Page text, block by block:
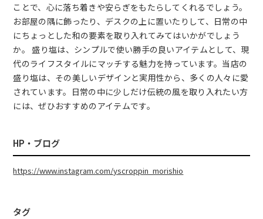
ことで、心に落ち着きや安らぎをもたらしてくれるでしょう。
お部屋の隅に飾ったり、デスクの上に置いたりして、日常の中
にちょっとした和の要素を取り入れてみてはいかがでしょう
か。 盛り塩は、シンプルで使い勝手の良いアイテムとして、現
代のライフスタイルにマッチする魅力を持っています。当店の
盛り塩は、その美しいデザインと実用性から、多くの人々に愛
されています。日常の中に少しだけ伝統の風を取り入れたい方
には、ぜひおすすめのアイテムです。
HP・ブログ
https://www.instagram.com/yscroppin_morishio
タグ